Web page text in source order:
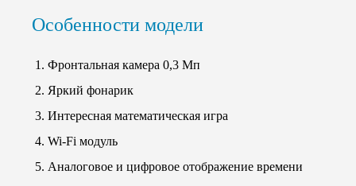
Особенности модели
Фронтальная камера 0,3 Мп
Яркий фонарик
Интересная математическая игра
Wi-Fi модуль
Аналоговое и цифровое отображение времени